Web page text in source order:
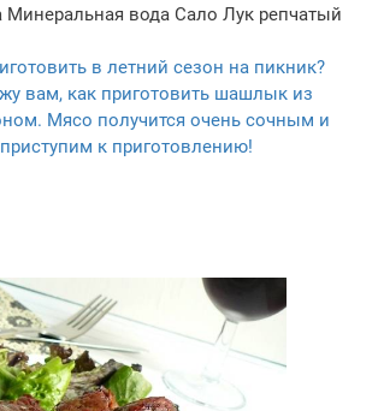
Минеральная вода Сало Лук репчатый
в летний сезон на пикник?
вам, как приготовить шашлык из
Мясо получится очень сочным и
к приготовлению!